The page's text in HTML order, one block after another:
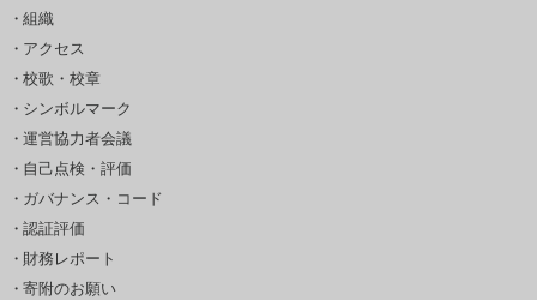
組織
アクセス
校歌・校章
シンボルマーク
運営協力者会議
自己点検・評価
ガバナンス・コード
認証評価
財務レポート
寄附のお願い